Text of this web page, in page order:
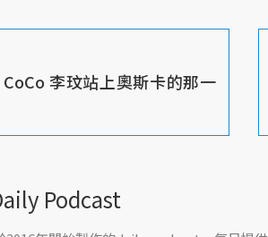
李玟站上奧斯卡的那一
Podcast